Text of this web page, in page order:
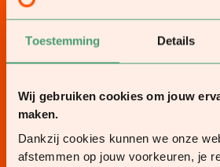
Toestemming Details
Wij gebruiken cookies om jouw
maken.
Dankzij cookies kunnen we onze
afstemmen op jouw voorkeuren, je